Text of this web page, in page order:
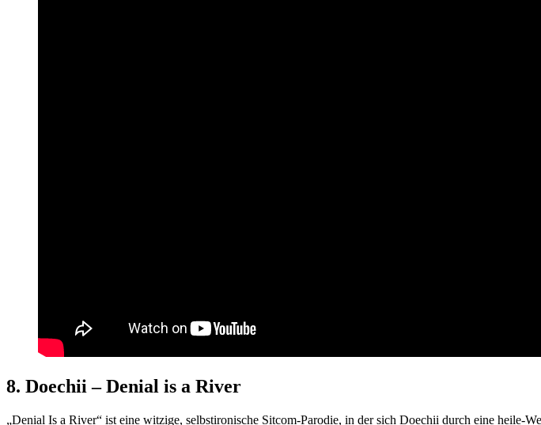
8. Doechii – Denial is a River
„Denial Is a River“ ist eine witzige, selbstironische Sitcom-Parodie, in der sich Doechii durch eine heile-